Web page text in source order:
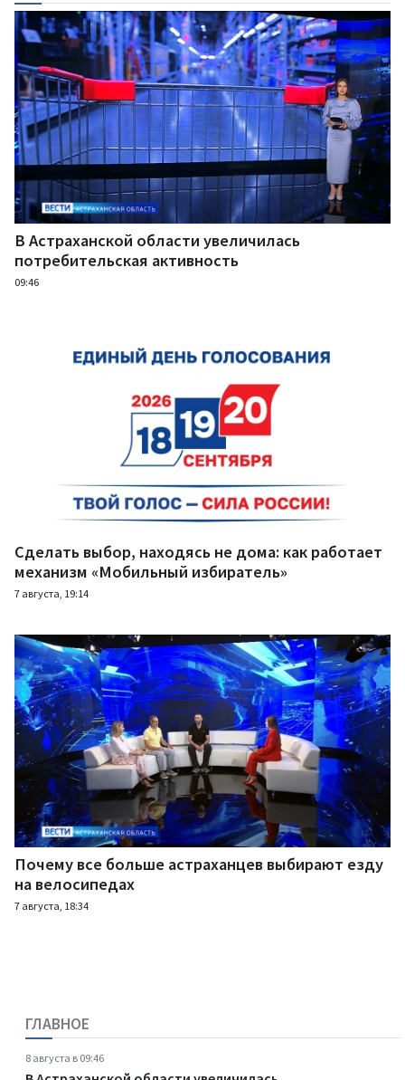
В Астраханской области увеличилась
потребительская активность
09:46
Сделать выбор, находясь не дома: как работает
механизм «Мобильный избиратель»
7 августа, 19:14
Почему все больше астраханцев выбирают езду
на велосипедах
7 августа, 18:34
ГЛАВНОЕ
8 августа в 09:46